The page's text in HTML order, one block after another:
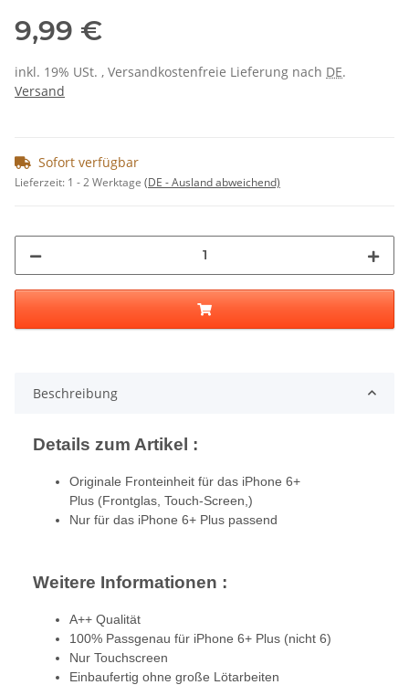
9,99 €
inkl. 19% USt. , Versandkostenfreie Lieferung nach DE.
Versand
Sofort verfügbar
Lieferzeit: 1 - 2 Werktage (DE - Ausland abweichend)
Beschreibung
Details zum Artikel :
Originale Fronteinheit für das iPhone 6+
Plus (Frontglas, Touch-Screen,)
Nur für das iPhone 6+ Plus passend
Weitere Informationen :
A++ Qualität
100% Passgenau für iPhone 6+ Plus (nicht 6)
Nur Touchscreen
Einbaufertig ohne große Lötarbeiten